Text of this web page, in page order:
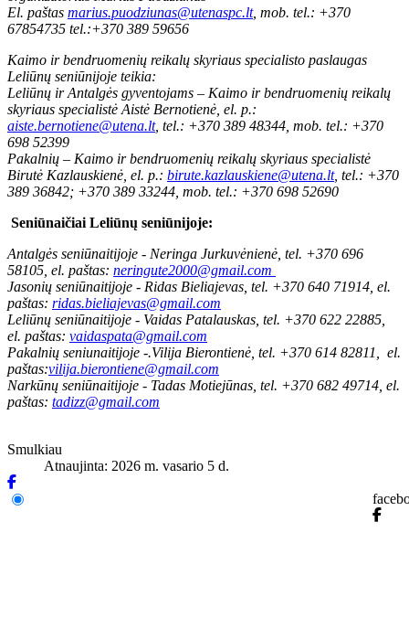
El. paštas marius.puodziunas@utenaspc.lt, mob. tel.: +370
67854735 tel.:+370 389 59656
Kaimo ir bendruomenių reikalų skyriaus specialisto paslaugas
Leliūnų seniūnijoje teikia:
Leliūnų ir Antalgės gyventojams – Kaimo ir bendruomenių reikalų
skyriaus specialistė Aistė Bernotienė, el. p.:
aiste.bernotiene@utena.lt, tel.: +370 389 48344, mob. tel.: +370
698 52399
Pakalnių – Kaimo ir bendruomenių reikalų skyriaus specialistė
Birutė Kazlauskienė, el. p.: birute.kazlauskiene@utena.lt, tel.: +370
389 36842; +370 389 33244, mob. tel.: +370 698 52690
Seniūnaičiai Leliūnų seniūnijoje:
Antalgės seniūnaitijoje - Neringa Jurkuvėnienė, tel. +370 696
58105, el. paštas: neringute2000@gmail.com
Jasonių seniūnaitijoje - Ridas Bieliajevas, tel. +370 640 71914, el.
paštas: ridas.bieliajevas@gmail.com
Leliūnų seniūnaitijoje - Vaidas Patalauskas, tel. +370 622 22885,
el. paštas: vaidaspata@gmail.com
Pakalnių seniunaitijoje -.Vilija Bierontienė, tel. +370 614 82811, el.
paštas:vilija.bierontiene@gmail.com
Narkūnų seniūnaitijoje - Tadas Motiejūnas, tel. +370 682 49714, el.
paštas: tadizz@gmail.com
Smulkiau
Atnaujinta: 2026 m. vasario 5 d.